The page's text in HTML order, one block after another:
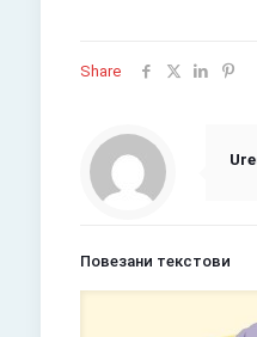
Share
Повезани текстови